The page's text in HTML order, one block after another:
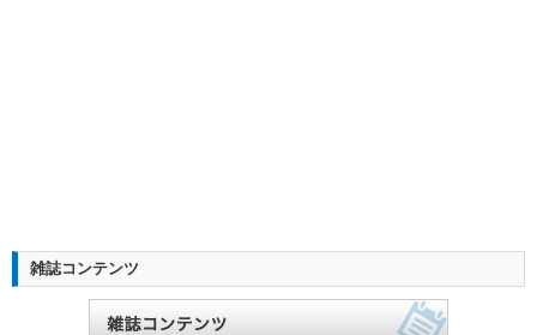
雑誌コンテンツ